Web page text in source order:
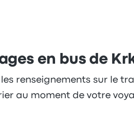
en bus de
renseignements sur le
au moment de votre